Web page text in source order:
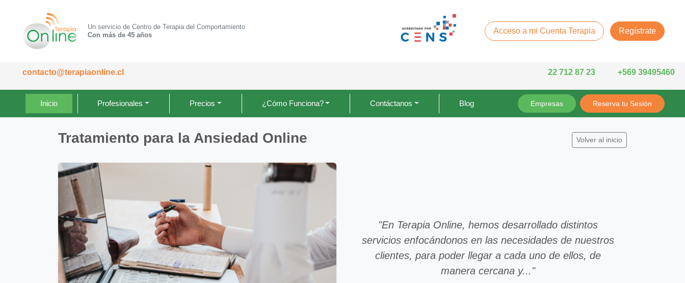
Un servicio de Centro de Terapia del Comportamiento
Con más de 45 años
Acceso a mi Cuenta Terapia Regístrate
contacto@terapiaonline.cl 22 712 87 23 +569 39495460
Inicio Profesionales Precios ¿Cómo Funciona? Contáctanos Blog Empresas Reserva tu Sesión
Tratamiento para la Ansiedad Online Volver al inicio
"En Terapia Online, hemos desarrollado distintos
servicios enfocándonos en las necesidades de nuestros
clientes, para poder llegar a cada uno de ellos, de
manera cercana y..."